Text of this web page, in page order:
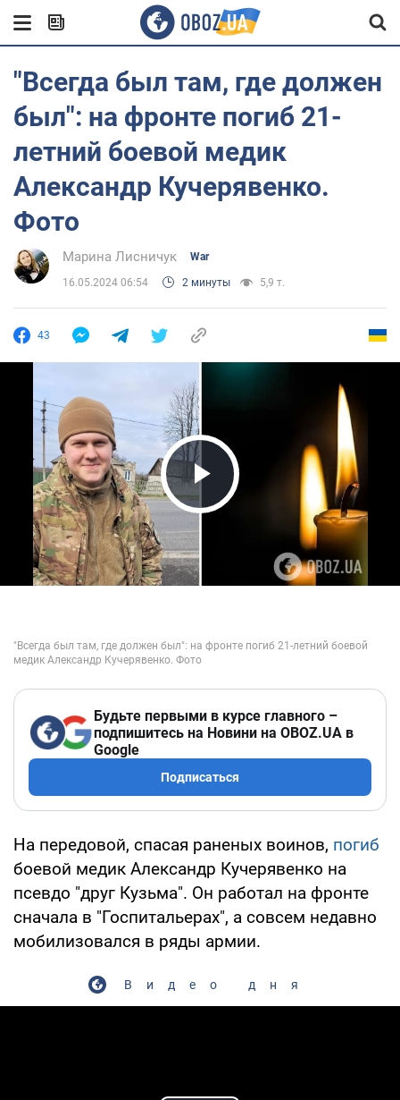
"Всегда был там, где должен
был": на фронте погиб 21-
летний боевой медик
Александр Кучерявенко.
Фото
Марина Лисничук War
16.05.2024 06:54 2 минуты 5,9 т.
43
Play Video
Будьте первыми в курсе главного –
подпишитесь на Новини на OBOZ.UA в
Google
Подписаться
На передовой, спасая раненых воинов, погиб
боевой медик Александр Кучерявенко на
псевдо "друг Кузьма". Он работал на фронте
сначала в "Госпитальерах", а совсем недавно
мобилизовался в ряды армии.
Видео дня